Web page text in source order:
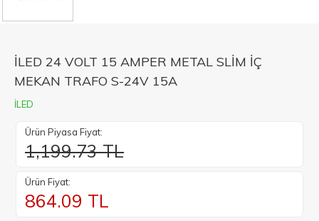
İLED 24 VOLT 15 AMPER METAL SLİM İÇ
MEKAN TRAFO S-24V 15A
İLED
Ürün Piyasa Fiyat:
1,199.73 TL
Ürün Fiyat:
864.09 TL